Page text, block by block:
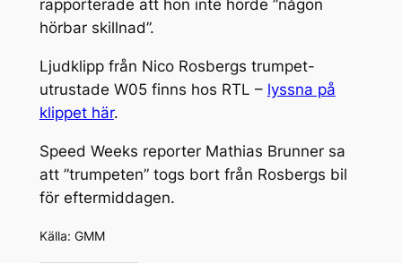
rapporterade att hon inte hörde ”någon
hörbar skillnad”.
Ljudklipp från Nico Rosbergs trumpet-
utrustade W05 finns hos RTL – lyssna på
klippet här.
Speed Weeks reporter Mathias Brunner sa
att ”trumpeten” togs bort från Rosbergs bil
för eftermiddagen.
Källa: GMM